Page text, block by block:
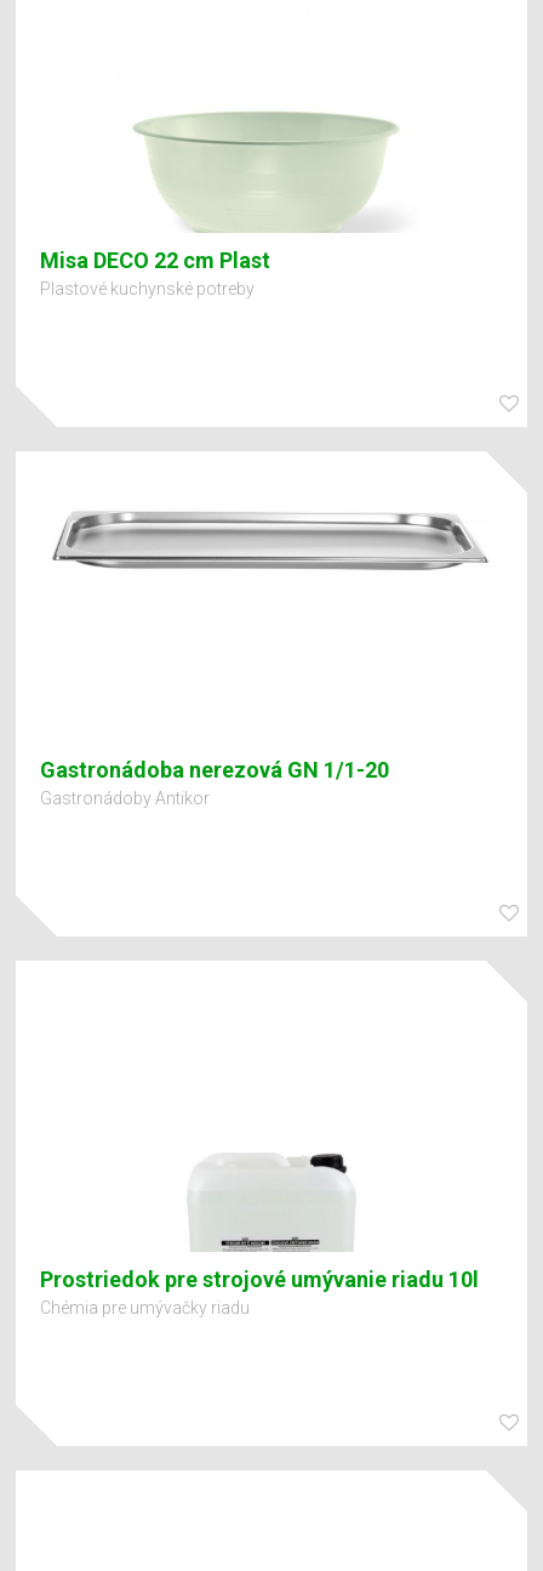
Misa DECO 22 cm Plast
Plastové kuchynské potreby
Gastronádoba nerezová GN 1/1-20
Gastronádoby Antikor
Prostriedok pre strojové umývanie riadu 10l
Chémia pre umývačky riadu